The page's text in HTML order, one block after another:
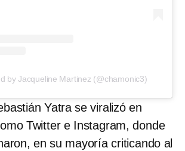
by Jacqueline Martinez (@chamonic3)
Yatra se viralizó en
Twitter e Instagram, donde
en su mayoría criticando al